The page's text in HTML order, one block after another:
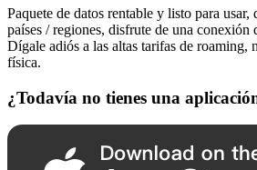
Paquete de datos rentable y listo para usar,
países / regiones, disfrute de una conexión
Dígale adiós a las altas tarifas de roaming,
física.
¿Todavía no tienes una